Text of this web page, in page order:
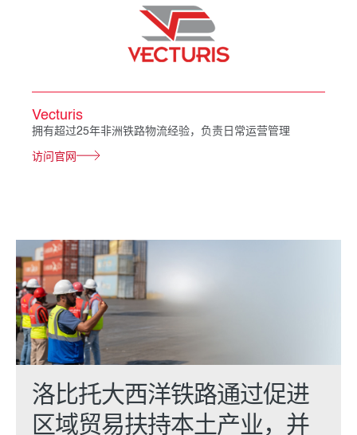
Vecturis
拥有超过25年非洲铁路物流经验，负责日常运营管理
访问官网
洛比托大西洋铁路通过促进
区域贸易扶持本土产业，并